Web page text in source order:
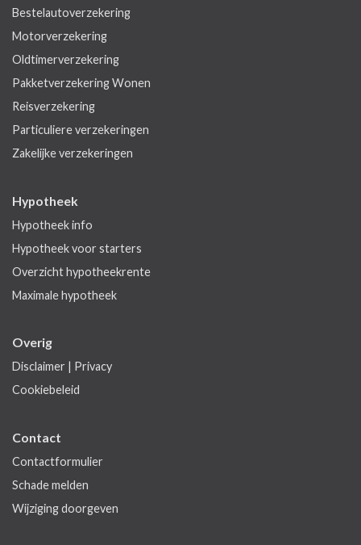
Bestelautoverzekering
Motorverzekering
Oldtimerverzekering
Pakketverzekering Wonen
Reisverzekering
Particuliere verzekeringen
Zakelijke verzekeringen
Hypotheek
Hypotheek info
Hypotheek voor starters
Overzicht hypotheekrente
Maximale hypotheek
Overig
Disclaimer | Privacy
Cookiebeleid
Contact
Contactformulier
Schade melden
Wijziging doorgeven